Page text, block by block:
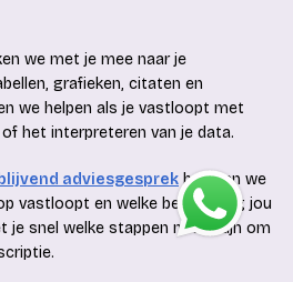
we met je mee naar je
grafieken, citaten en
we helpen als je vastloopt met
het interpreteren van je data.
adviesgesprek bekijken we
vastloopt en welke begeleiding jou
je snel welke stappen nodig zijn om